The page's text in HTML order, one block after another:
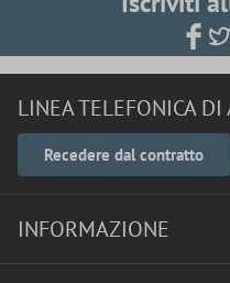
LINEA TELEFONICA
Recedere dal contratto
INFORMAZIONE